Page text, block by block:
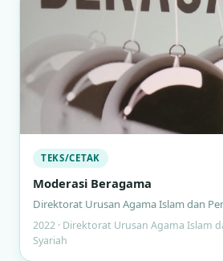
TEKS/CETAK
Moderasi Beragama
Direktorat Urusan Agama Islam dan
2022 · Direktorat Urusan Agama Islam
Syariah